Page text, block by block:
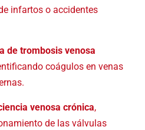
infartos o accidentes
de trombosis venosa
coágulos en venas
venosa crónica,
de las válvulas